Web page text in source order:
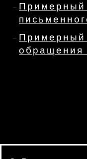
Примерный
Примерный
обращения